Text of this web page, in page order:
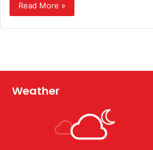
Read More »
Weather